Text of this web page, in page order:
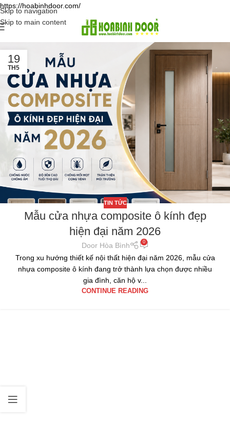
https://hoabinhdoor.com/
Skip to navigation
Skip to main content
19
TH5
TIN TỨC
Mẫu cửa nhựa composite ô kính đẹp
hiện đại năm 2026
Door Hòa Bình 0
Trong xu hướng thiết kế nội thất hiện đại năm 2026, mẫu cửa
nhựa composite ô kính đang trở thành lựa chọn được nhiều
gia đình, căn hộ v...
CONTINUE READING